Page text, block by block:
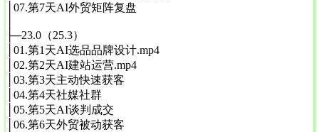
│07.第7天AI外贸矩阵复盘
├─23.0（25.3）
│01.第1天AI选品品牌设计.mp4
│02.第2天AI建站运营.mp4
│03.第3天主动快速获客
│04.第4天社媒社群
│05.第5天AI谈判成交
│06.第6天外贸被动获客